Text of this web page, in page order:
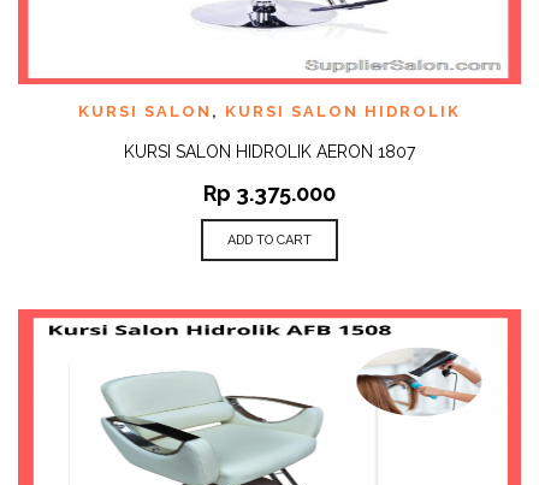
KURSI SALON , KURSI SALON HIDROLIK
KURSI SALON HIDROLIK AERON 1807
Rp 3.375.000
ADD TO CART